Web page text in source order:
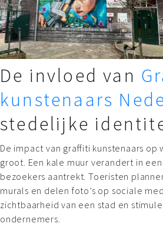
De invloed van
kunstenaars
stedelijke
De impact van graffiti kunstenaars op
groot. Een kale muur verandert in
bezoekers aantrekt. Toeristen
murals en delen foto’s op sociale
zichtbaarheid van een stad en
ondernemers.